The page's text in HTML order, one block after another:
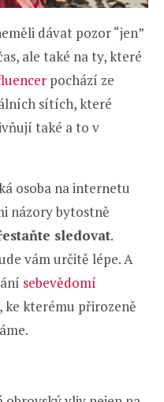
dávat pozor “jen”
ale také na ty, které
pochází ze
sítích, které
také a to v
osoba na internetu
názory bytostně
sledovat.
vám určitě lépe. A
sebevědomí
ke kterému přirozeně